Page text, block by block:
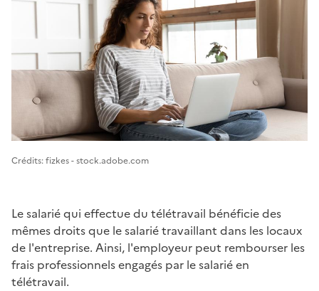
Image 1
Crédits: fizkes - stock.adobe.com
Le salarié qui effectue du télétravail bénéficie des
mêmes droits que le salarié travaillant dans les locaux
de l'entreprise. Ainsi, l'employeur peut rembourser les
frais professionnels engagés par le salarié en
télétravail.